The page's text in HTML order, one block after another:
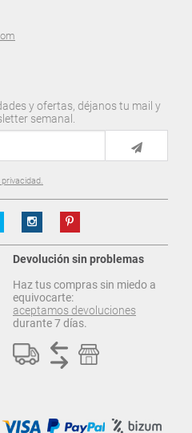
y ofertas, déjanos tu mail y
semanal.
Devolución sin problemas
Haz tus compras sin miedo a
equivocarte:
aceptamos devoluciones
durante 7 días.